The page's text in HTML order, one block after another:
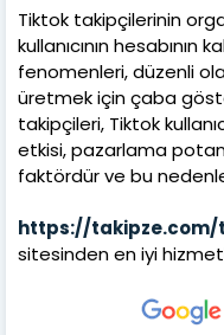
Tiktok takipçilerinin
kullanıcının hesabının
fenomenleri, düzenli
üretmek için çaba
takipçileri, Tiktok
etkisi, pazarlama
faktördür ve bu
https://
sitesinden en iyi